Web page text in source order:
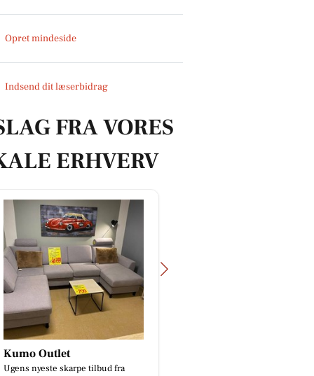
Opret mindeside
Indsend dit læserbidrag
FRA VORES
ERHVERV
COMBI FRISØREN
Salonen åbner i morgen tirsdag kl